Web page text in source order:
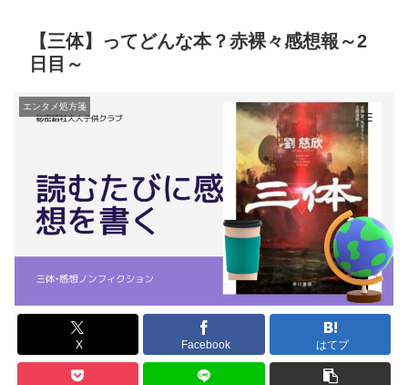
【三体】ってどんな本？赤裸々感想報～2
日目～
エンタメ処方箋
X Facebook はてブ